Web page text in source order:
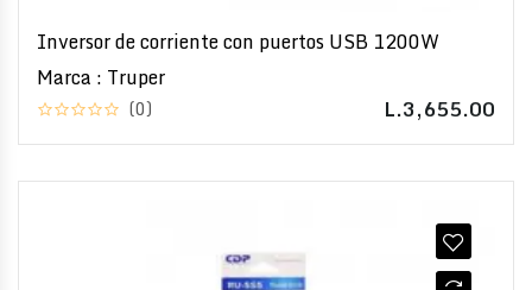
Inversor de corriente con puertos USB 1200W
Marca : Truper
(0) L.3,655.00